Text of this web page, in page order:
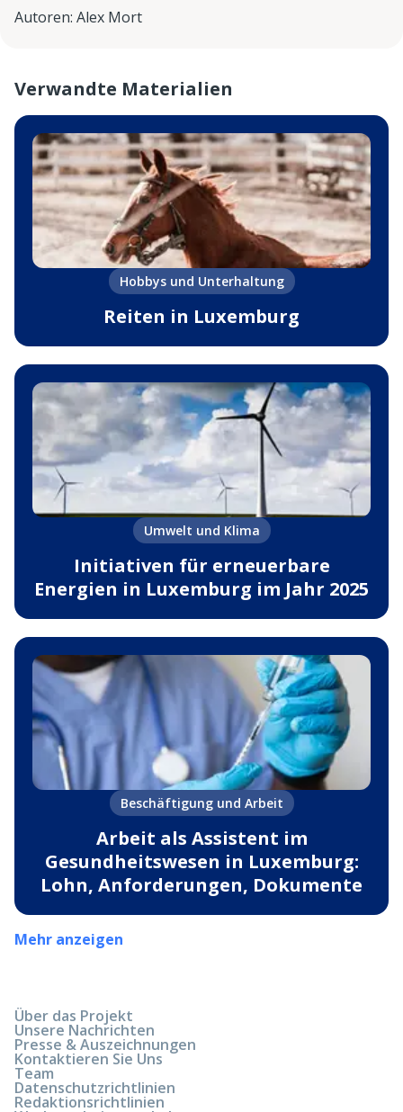
Autoren: Alex Mort
Verwandte Materialien
Hobbys und Unterhaltung
Reiten in Luxemburg
Umwelt und Klima
Initiativen für erneuerbare
Energien in Luxemburg im Jahr 2025
Beschäftigung und Arbeit
Arbeit als Assistent im
Gesundheitswesen in Luxemburg:
Lohn, Anforderungen, Dokumente
Mehr anzeigen
Über das Projekt
Unsere Nachrichten
Presse & Auszeichnungen
Kontaktieren Sie Uns
Team
Datenschutzrichtlinien
Redaktionsrichtlinien